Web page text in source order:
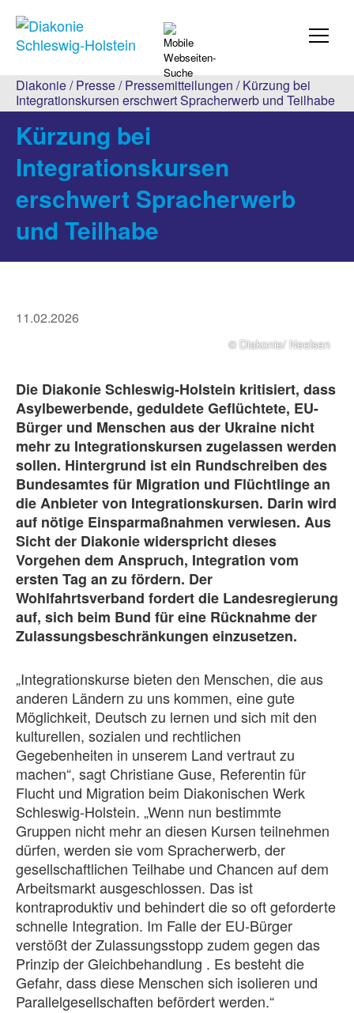
Diakonie/Presse/Pressemitteilungen / Kürzung bei
Integrationskursen erschwert Spracherwerb und Teilhabe
Kürzung bei
Integrationskursen
erschwert Spracherwerb
und Teilhabe
11.02.2026
© Diakonie/ Neelsen
Die Diakonie Schleswig-Holstein kritisiert, dass
Asylbewerbende, geduldete Geflüchtete, EU-
Bürger und Menschen aus der Ukraine nicht
mehr zu Integrationskursen zugelassen werden
sollen. Hintergrund ist ein Rundschreiben des
Bundesamtes für Migration und Flüchtlinge an
die Anbieter von Integrationskursen. Darin wird
auf nötige Einsparmaßnahmen verwiesen. Aus
Sicht der Diakonie widerspricht dieses
Vorgehen dem Anspruch, Integration vom
ersten Tag an zu fördern. Der
Wohlfahrtsverband fordert die Landesregierung
auf, sich beim Bund für eine Rücknahme der
Zulassungsbeschränkungen einzusetzen.
„Integrationskurse bieten den Menschen, die aus
anderen Ländern zu uns kommen, eine gute
Möglichkeit, Deutsch zu lernen und sich mit den
kulturellen, sozialen und rechtlichen
Gegebenheiten in unserem Land vertraut zu
machen“, sagt Christiane Guse, Referentin für
Flucht und Migration beim Diakonischen Werk
Schleswig-Holstein. „Wenn nun bestimmte
Gruppen nicht mehr an diesen Kursen teilnehmen
dürfen, werden sie vom Spracherwerb, der
gesellschaftlichen Teilhabe und Chancen auf dem
Arbeitsmarkt ausgeschlossen. Das ist
kontraproduktiv und behindert die so oft geforderte
schnelle Integration. Im Falle der EU-Bürger
verstößt der Zulassungsstopp zudem gegen das
Prinzip der Gleichbehandlung . Es besteht die
Gefahr, dass diese Menschen sich isolieren und
Parallelgesellschaften befördert werden.“